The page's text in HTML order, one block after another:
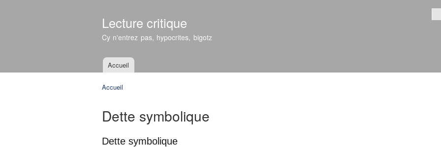
Lecture critique
Cy n'entrez pas, hypocrites, bigotz
Menu principal
Accueil
Accueil
Dette symbolique
Dette symbolique